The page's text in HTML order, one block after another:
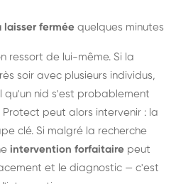
fermée quelques minutes
ressort de lui-même. Si la
soir avec plusieurs individus,
qu'un nid s'est probablement
peut alors intervenir : la
clé. Si malgré la recherche
intervention forfaitaire peut
et le diagnostic — c'est